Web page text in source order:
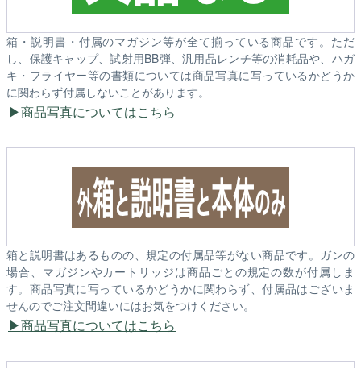
箱・説明書・付属のマガジン等が全て揃っている商品です。ただ
し、保護キャップ、試射用BB弾、汎用品レンチ等の消耗品や、ハガ
キ・フライヤー等の書類については商品写真に写っているかどうか
に関わらず付属しないことがあります。
商品写真についてはこちら
箱と説明書はあるものの、規定の付属品等がない商品です。ガンの
場合、マガジンやカートリッジは商品ごとの規定の数が付属しま
す。商品写真に写っているかどうかに関わらず、付属品はございま
せんのでご注文間違いにはお気をつけください。
商品写真についてはこちら